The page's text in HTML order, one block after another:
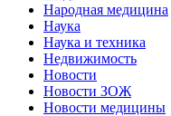
Народная медицина
Наука
Наука и техника
Недвижимость
Новости
Новости ЗОЖ
Новости медицины